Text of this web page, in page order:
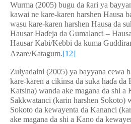
Wurma (2005) bugu da ƙari ya
kawai ne kare-karen harshen Hausa
wasu kare-karen harshen Hausa da
Hausar Haɗeja da Gumalanci –
Hausar Kabi/Kebbi da kuma
Azare/Katagum.[12]
Zulyadaini (2005) ya bayyana cewa
kare-karen a cikinsa da suka haɗa da
Katsina) wanda ake magana da shi a
Sakkwatanci (karin harshen Sokoto)
Sokoto da kewayenta da Kananci
ake magana da shi a Kano da